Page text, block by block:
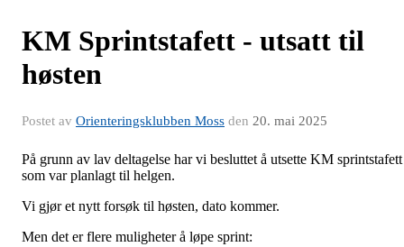
KM Sprintstafett - utsatt til
høsten
Postet av Orienteringsklubben Moss den 20. mai 2025
På grunn av lav deltagelse har vi besluttet å utsette KM sprintstafett
som var planlagt til helgen.
Vi gjør et nytt forsøk til høsten, dato kommer.
Men det er flere muligheter å løpe sprint: